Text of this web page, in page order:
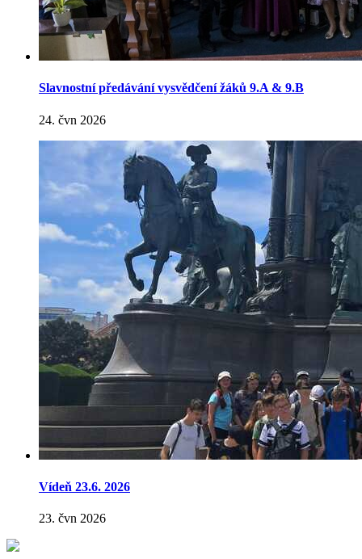
Slavnostní předávání vysvědčení žáků 9.A & 9.B
24. čvn 2026
Vídeň 23.6. 2026
23. čvn 2026